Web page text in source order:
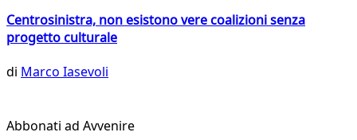
Centrosinistra, non esistono vere coalizioni senza
progetto culturale
di Marco Iasevoli
Abbonati ad Avvenire